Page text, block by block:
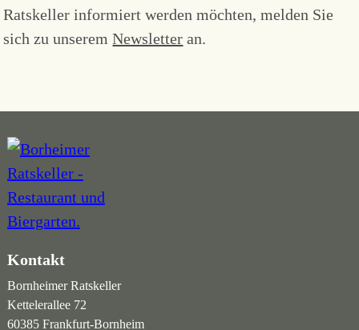
Ratskeller informiert werden möchten, melden Sie
sich zu unseremNewsletter an.
Kontakt
Bornheimer Ratskeller
Kettelerallee 72
60385 Frankfurt-Bornheim